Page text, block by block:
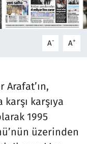
A- A+
karşıya
1995
üzerinden